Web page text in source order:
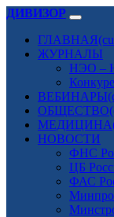
ДИВИЗОР
ГЛАВНАЯ
ЖУРНАЛЫ
НЭО –
ВЕБИНАРЫ
ОБЩЕСТВО
МЕДИЦИНА
НОВОСТИ
ФНС
ЦБ
ФАС